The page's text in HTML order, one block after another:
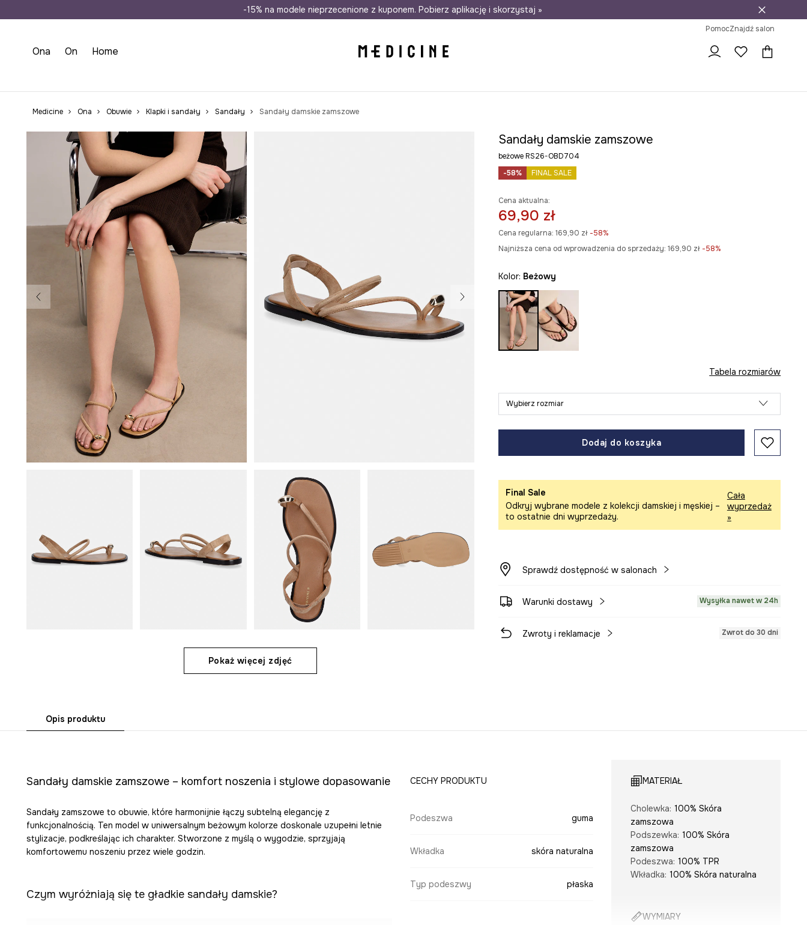
Wysyłka nawet w 24h Darmowa dostawa do salonów 30 dni na zwrot
-15% na modele nieprzecenione z kuponem. Pobierz aplikację i skorzystaj »
PomocZnajdź salon
Ona On Home
Medicine Ona Obuwie Klapki i sandały Sandały Sandały damskie zamszowe
Pokaż więcej zdjęć
Sandały damskie zamszowe
beżowe RS26-OBD704
-58%
FINAL SALE
Cena aktualna:
69,90 zł
Cena regularna: 169,90 zł-58%
Najniższa cena od wprowadzenia do sprzedaży: 169,90 zł -58%
Kolor: beżowy
Tabela rozmiarów
Wybierz rozmiar
Dodaj do koszyka
Final Sale
Odkryj wybrane modele z kolekcji damskiej i męskiej –
to ostatnie dni wyprzedaży.
Cała
wyprzedaż
»
Sprawdź dostępność w salonach
Warunki dostawy Wysyłka nawet w 24h
Zwroty i reklamacje Zwrot do 30 dni
Opis produktu
Sandały damskie zamszowe – komfort noszenia i stylowe dopasowanie
Sandały zamszowe to obuwie, które harmonijnie łączy subtelną elegancję z
funkcjonalnością. Ten model w uniwersalnym beżowym kolorze doskonale uzupełni letnie
stylizacje, podkreślając ich charakter. Stworzone z myślą o wygodzie, sprzyjają
komfortowemu noszeniu przez wiele godzin.
Czym wyróżniają się te gładkie sandały damskie?
CECHY PRODUKTU
Podeszwa guma
Wkładka skóra naturalna
Typ podeszwy płaska
MATERIAŁ
Cholewka: 100% Skóra
zamszowa
Podszewka: 100% Skóra
zamszowa
Podeszwa: 100% TPR
Wkładka: 100% Skóra naturalna
WYMIARY